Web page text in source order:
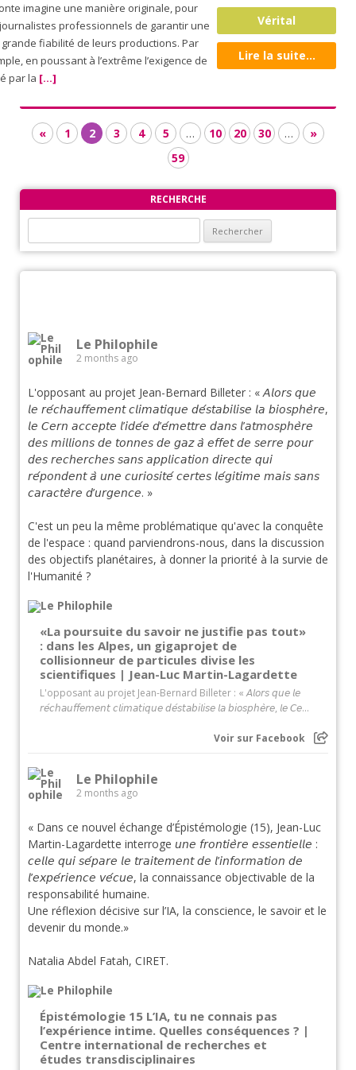
imagine une manière originale, pour
professionnels de garantir une
fiabilité de leurs productions. Par
en poussant à l’extrême l’exigence de
par la [...]
Vérital
Lire la suite...
« 1 2 3 4 5 … 10 20 30 …
»
59
RECHERCHE
Le Philophile
2 months ago
L'opposant au projet Jean-Bernard Billeter : « 𝘈𝘭𝘰𝘳𝘴 𝘲𝘶𝘦
𝘭𝘦 𝘳𝘦́𝘤𝘩𝘢𝘶𝘧𝘧𝘦𝘮𝘦𝘯𝘵 𝘤𝘭𝘪𝘮𝘢𝘵𝘪𝘲𝘶𝘦 𝘥𝘦́𝘴𝘵𝘢𝘣𝘪𝘭𝘪𝘴𝘦 𝘭𝘢 𝘣𝘪𝘰𝘴𝘱𝘩𝘦̀𝘳𝘦,
𝘭𝘦 𝘊𝘦𝘳𝘯 𝘢𝘤𝘤𝘦𝘱𝘵𝘦 𝘭’𝘪𝘥𝘦́𝘦 𝘥’𝘦́𝘮𝘦𝘵𝘵𝘳𝘦 𝘥𝘢𝘯𝘴 𝘭’𝘢𝘵𝘮𝘰𝘴𝘱𝘩𝘦̀𝘳𝘦
𝘥𝘦𝘴 𝘮𝘪𝘭𝘭𝘪𝘰𝘯𝘴 𝘥𝘦 𝘵𝘰𝘯𝘯𝘦𝘴 𝘥𝘦 𝘨𝘢𝘻 𝘢̀ 𝘦𝘧𝘧𝘦𝘵 𝘥𝘦 𝘴𝘦𝘳𝘳𝘦 𝘱𝘰𝘶𝘳
𝘥𝘦𝘴 𝘳𝘦𝘤𝘩𝘦𝘳𝘤𝘩𝘦𝘴 𝘴𝘢𝘯𝘴 𝘢𝘱𝘱𝘭𝘪𝘤𝘢𝘵𝘪𝘰𝘯 𝘥𝘪𝘳𝘦𝘤𝘵𝘦 𝘲𝘶𝘪
𝘳𝘦́𝘱𝘰𝘯𝘥𝘦𝘯𝘵 𝘢̀ 𝘶𝘯𝘦 𝘤𝘶𝘳𝘪𝘰𝘴𝘪𝘵𝘦́ 𝘤𝘦𝘳𝘵𝘦𝘴 𝘭𝘦́𝘨𝘪𝘵𝘪𝘮𝘦 𝘮𝘢𝘪𝘴 𝘴𝘢𝘯𝘴
𝘤𝘢𝘳𝘢𝘤𝘵𝘦̀𝘳𝘦 𝘥’𝘶𝘳𝘨𝘦𝘯𝘤𝘦. »
C'est un peu la même problématique qu'avec la conquête
de l'espace : quand parviendrons-nous, dans la discussion
des objectifs planétaires, à donner la priorité à la survie de
l'Humanité ?
«La poursuite du savoir ne justifie pas tout»
: dans les Alpes, un gigaprojet de
collisionneur de particules divise les
scientifiques | Jean-Luc Martin-Lagardette
L'opposant au projet Jean-Bernard Billeter : « 𝘈𝘭𝘰𝘳𝘴 𝘲𝘶𝘦 𝘭𝘦
𝘳𝘦́𝘤𝘩𝘢𝘶𝘧𝘧𝘦𝘮𝘦𝘯𝘵 𝘤𝘭𝘪𝘮𝘢𝘵𝘪𝘲𝘶𝘦 𝘥𝘦́𝘴𝘵𝘢𝘣𝘪𝘭𝘪𝘴𝘦 𝘭𝘢 𝘣𝘪𝘰𝘴𝘱𝘩𝘦̀𝘳𝘦, 𝘭𝘦 𝘊𝘦...
Voir sur Facebook
Le Philophile
2 months ago
« Dans ce nouvel échange d’Épistémologie (15), Jean-Luc
Martin-Lagardette interroge 𝘶𝘯𝘦 𝘧𝘳𝘰𝘯𝘵𝘪𝘦̀𝘳𝘦 𝘦𝘴𝘴𝘦𝘯𝘵𝘪𝘦𝘭𝘭𝘦 :
𝘤𝘦𝘭𝘭𝘦 𝘲𝘶𝘪 𝘴𝘦́𝘱𝘢𝘳𝘦 𝘭𝘦 𝘵𝘳𝘢𝘪𝘵𝘦𝘮𝘦𝘯𝘵 𝘥𝘦 𝘭’𝘪𝘯𝘧𝘰𝘳𝘮𝘢𝘵𝘪𝘰𝘯 𝘥𝘦
𝘭’𝘦𝘹𝘱𝘦́𝘳𝘪𝘦𝘯𝘤𝘦 𝘷𝘦́𝘤𝘶𝘦, la connaissance objectivable de la
responsabilité humaine.
Une réflexion décisive sur l’IA, la conscience, le savoir et le
devenir du monde.»
Natalia Abdel Fatah, CIRET.
Épistémologie 15 L’IA, tu ne connais pas
l’expérience intime. Quelles conséquences ? |
Centre international de recherches et
études transdisciplinaires